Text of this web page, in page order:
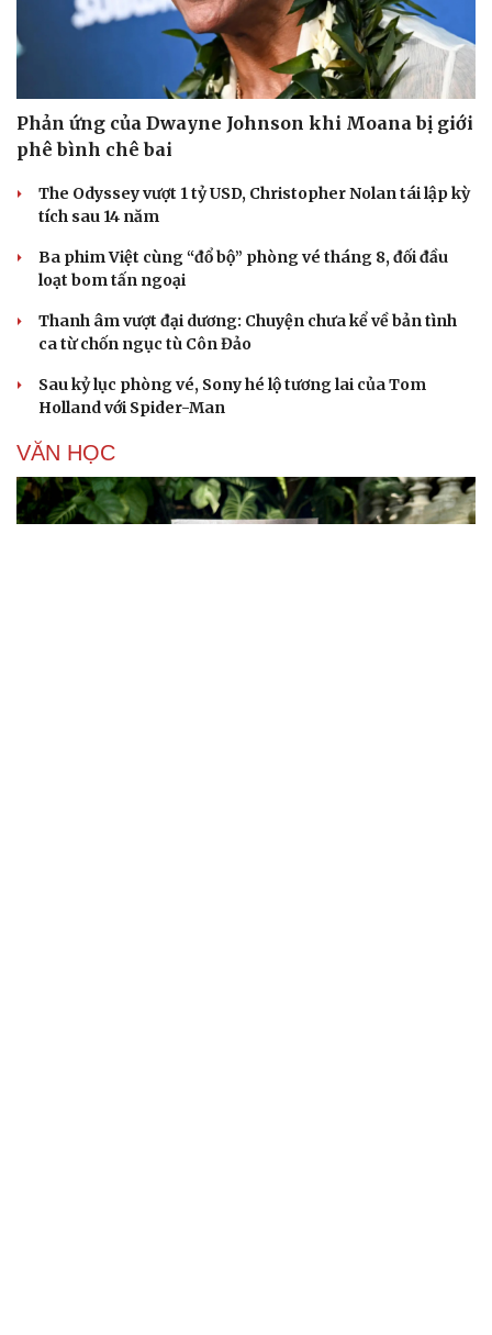
Phản ứng của Dwayne Johnson khi Moana bị giới
phê bình chê bai
The Odyssey vượt 1 tỷ USD, Christopher Nolan tái lập kỳ
tích sau 14 năm
Ba phim Việt cùng “đổ bộ” phòng vé tháng 8, đối đầu
loạt bom tấn ngoại
Thanh âm vượt đại dương: Chuyện chưa kể về bản tình
ca từ chốn ngục tù Côn Đảo
Sau kỷ lục phòng vé, Sony hé lộ tương lai của Tom
Holland với Spider-Man
VĂN HỌC